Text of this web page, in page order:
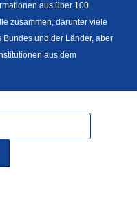
aus über 100
zusammen, darunter viele
Bundes und der Länder, aber
aus dem